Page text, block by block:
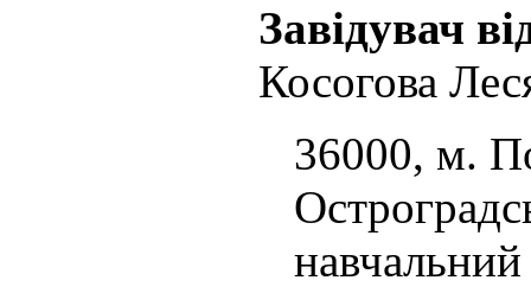
Завідувач
Косогова
36000, м.